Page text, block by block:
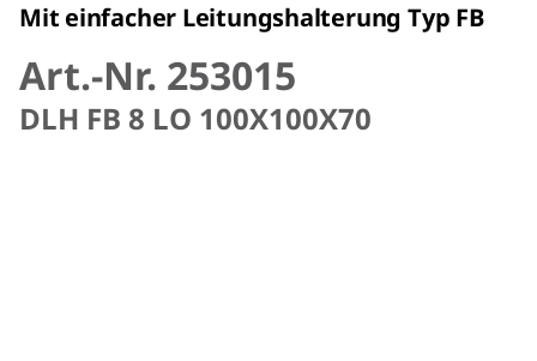
Mit einfacher Leitungshalterung Typ FB
Art.-Nr. 253015
DLH FB 8 LO 100X100X70